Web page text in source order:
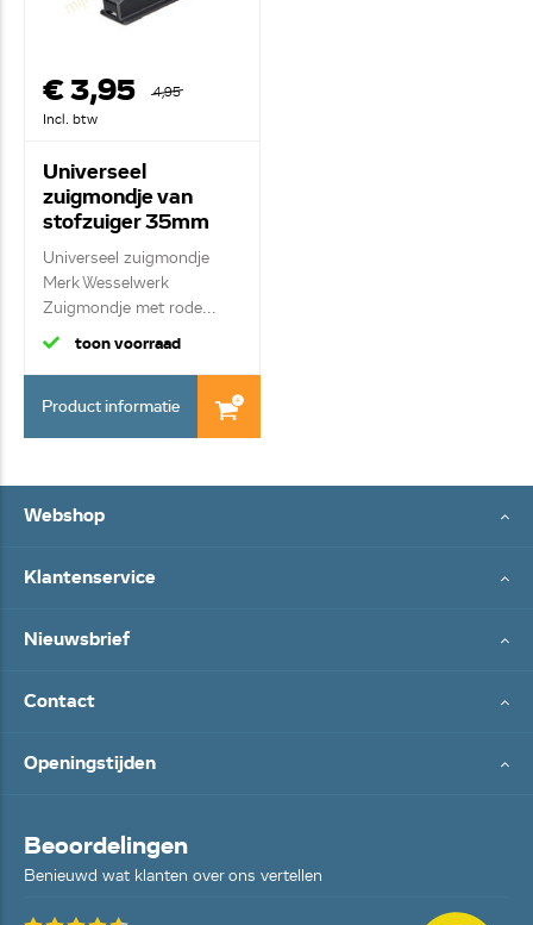
€ 3,95
4,95
Incl. btw
Universeel
zuigmondje van
stofzuiger 35mm
1000234
Universeel zuigmondje
Merk Wesselwerk
Zuigmondje met rode...
toon voorraad
Product informatie
Webshop
Klantenservice
Nieuwsbrief
Contact
Openingstijden
Beoordelingen
Benieuwd wat klanten over ons vertellen